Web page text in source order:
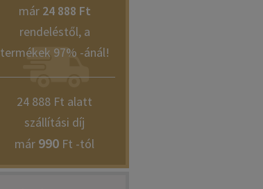
már 24 888 Ft
rendeléstől, a
termékek 97% -ánál!
24 888 Ft alatt
szállítási díj
már 990 Ft -tól